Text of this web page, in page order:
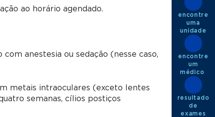
ao horário agendado.
anestesia ou sedação (nesse caso,
metais intraoculares (exceto lentes
semanas, cílios postiços
encontre
uma
unidade
encontre
um
médico ​
resultado
de
exames​